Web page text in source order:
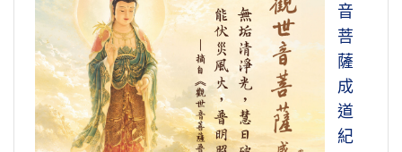
音
菩
薩
成
道
紀